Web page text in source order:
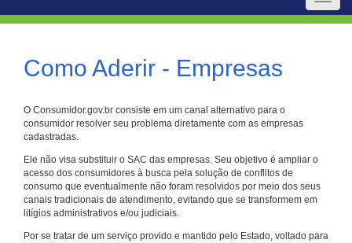
Como Aderir - Empresas
O Consumidor.gov.br consiste em um canal alternativo para o
consumidor resolver seu problema diretamente com as empresas
cadastradas.
Ele não visa substituir o SAC das empresas. Seu objetivo é ampliar o
acesso dos consumidores à busca pela solução de conflitos de
consumo que eventualmente não foram resolvidos por meio dos seus
canais tradicionais de atendimento, evitando que se transformem em
litígios administrativos e/ou judiciais.
Por se tratar de um serviço provido e mantido pelo Estado, voltado para